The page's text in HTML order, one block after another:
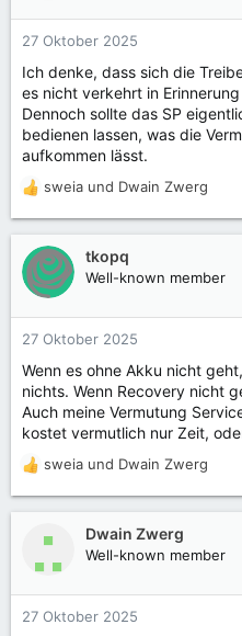
27 Oktober 2025
Ich denke, dass sich die
es nicht verkehrt in
Dennoch sollte das SP
bedienen lassen, was die
aufkommen lässt.
R
a
k
t
n
n
:
sweia und Dwain Zwerg
tkopq
Well-known member
27 Oktober 2025
Wenn es ohne Akku nicht
nichts. Wenn Recovery nicht
Auch meine Vermutung
kostet vermutlich nur Zeit,
R
a
n
sweia und Dwain Zwerg
Dwain Zwerg
Well-known member
27 Oktober 2025